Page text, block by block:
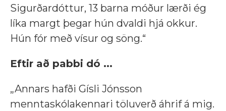
Sigurðardóttur, 13 barna móður lærði ég
líka margt þegar hún dvaldi hjá okkur.
Hún fór með vísur og söng.“
Eftir að pabbi dó ...
„Annars hafði Gísli Jónsson
menntaskólakennari töluverð áhrif á mig.